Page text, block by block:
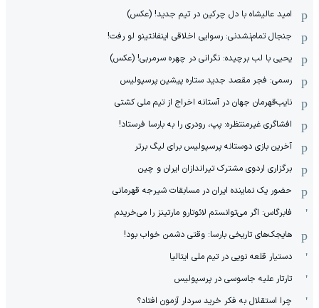
امید عالیشاه با دل چرکین در تیم جدید! (عکس)
جنجال تمام‌نشدنی:‌ رسوایی اخلاقی اینفانتینو لو رفت!
یحیی با لب برچیده: نگرانی در چهره سرمربی! (عکس)
رسمی: فجر مقصد جدید ستاره پیشین پرسپولیس
نایب‌قهرمان جهان در آستانه اخراج از تیم ملی کشتی
افشاگری غیرمنتظره: پپ، رودری را به بارسا فرستاد!
آخرین بازی دوستانه پرسپولیس برای لیگ برتر
برگزاری اردوی مشترک تیراندازان ایران و چین
حضور یک نماینده ایران در مسابقات شیرجه قهرمانی
فابرگاس: اگر می‌توانستم لائوتارو مارتینز را می‌خریدم
هایجک‌های تاریخی بارسا: وقتی دشمن خواب بود!
دستیار قلعه نویی در تیم ملی ایتالیا
تارتار علیه جاسوسی در پرسپولیس
چرا استقلال به فکر خرید سردار آزمون افتاد؟